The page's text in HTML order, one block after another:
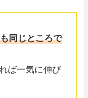
同じところで
ば一気に伸び